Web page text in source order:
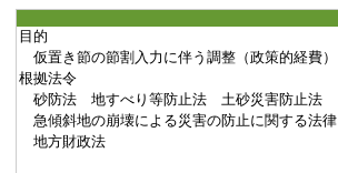
目的
仮置き節の節割入力に伴う調整（政策的経費）
根拠法令
砂防法 地すべり等防止法 土砂災害防止法
急傾斜地の崩壊による災害の防止に関する法律
地方財政法